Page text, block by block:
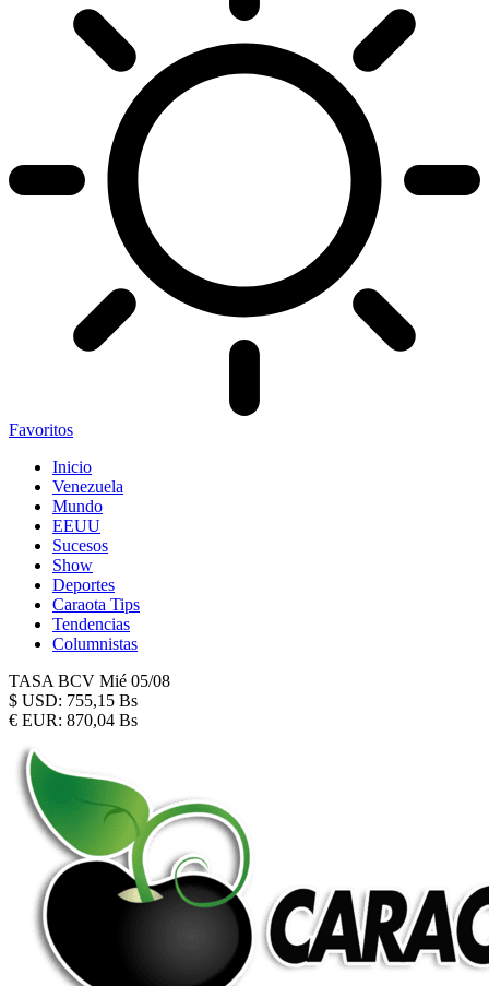
Favoritos
Inicio
Venezuela
Mundo
EEUU
Sucesos
Show
Deportes
Caraota Tips
Tendencias
Columnistas
TASA BCV Mié 05/08
$ USD: 755,15 Bs
€ EUR: 870,04 Bs